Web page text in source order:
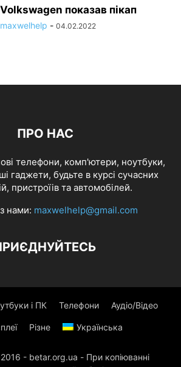
Volkswagen показав пікап
maxwelhelp - 04.02.2022
ПРО НАС
телефони, комп'ютери, ноутбуки,
гаджети, будьте в курсі сучасних
пристроїів та автомобілей.
нами: maxwelhelp@gmail.com
і ПК Телефони Аудіо/Відео
Різне Українська
- betar.org.ua - При копіюванні